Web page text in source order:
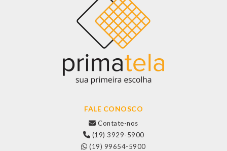
FALE CONOSCO
Contate-nos
(19) 3929-5900
(19) 99654-5900